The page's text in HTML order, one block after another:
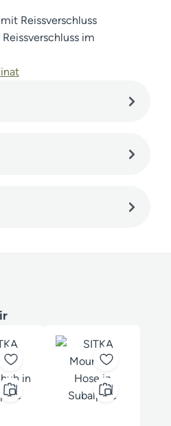
Reissverschluss
im